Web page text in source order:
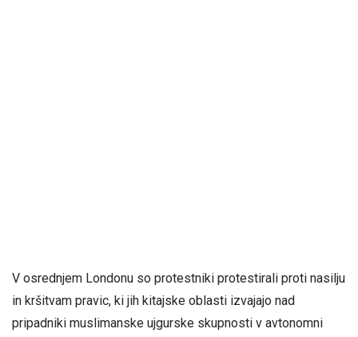
V osrednjem Londonu so protestniki protestirali proti nasilju
in kršitvam pravic, ki jih kitajske oblasti izvajajo nad
pripadniki muslimanske ujgurske skupnosti v avtonomni